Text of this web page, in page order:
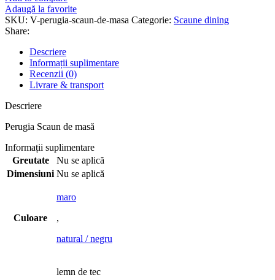
Adaugă la favorite
SKU: V-perugia-scaun-de-masa Categorie: Scaune dining
Share:
Descriere
Informații suplimentare
Recenzii (0)
Livrare & transport
Descriere
Perugia Scaun de masă
Informații suplimentare
Greutate
Nu se aplică
Dimensiuni Nu se aplică
Culoare
maro
,
natural / negru
lemn de tec